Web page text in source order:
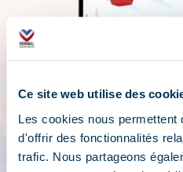
Ce site web utilise des
Les cookies nous permettent
d'offrir des fonctionnalités
trafic. Nous partageons